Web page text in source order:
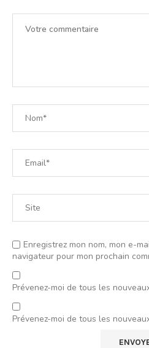
Enregistrez mon nom, mon e-
navigateur pour mon prochain
Prévenez-moi de tous les
Prévenez-moi de tous les